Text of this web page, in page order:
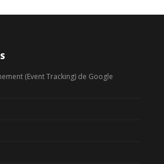
(Event Tracking) de Google